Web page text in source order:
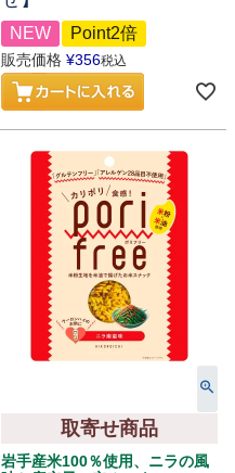
NEW Point2倍
販売価格 ¥356税込
取寄せ商品
岩手産米100％使用、ニラの風